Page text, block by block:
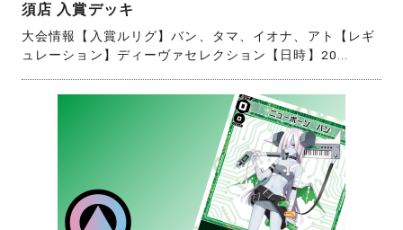
須店 入賞デッキ
大会情報【入賞ルリグ】バン、タマ、イオナ、アト【レギ
ュレーション】ディーヴァセレクション【日時】20...